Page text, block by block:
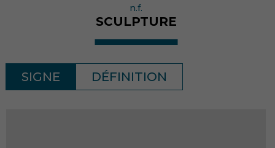
n.f.
SCULPTURE
SIGNE DÉFINITION